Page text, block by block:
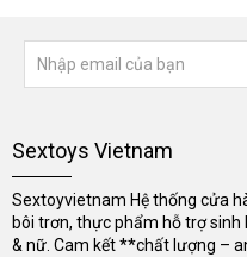
Sextoys Vietnam
Sextoyvietnam Hệ thống cửa
bôi trơn, thực phẩm hỗ trợ sinh
& nữ. Cam kết **chất lượng –